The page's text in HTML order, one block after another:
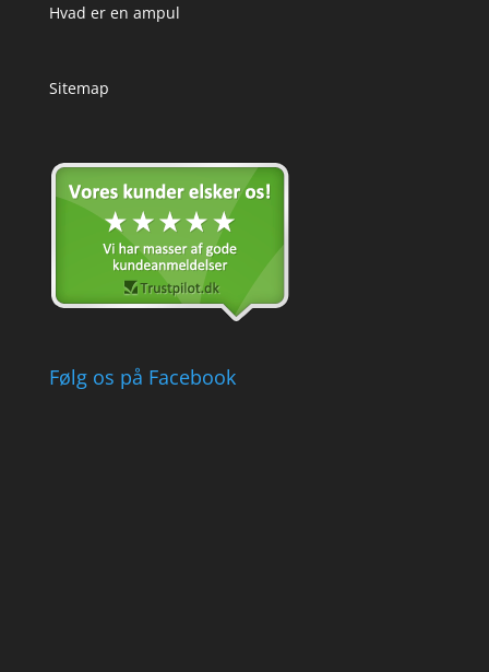
Hvad er en ampul
Sitemap
Følg os på Facebook